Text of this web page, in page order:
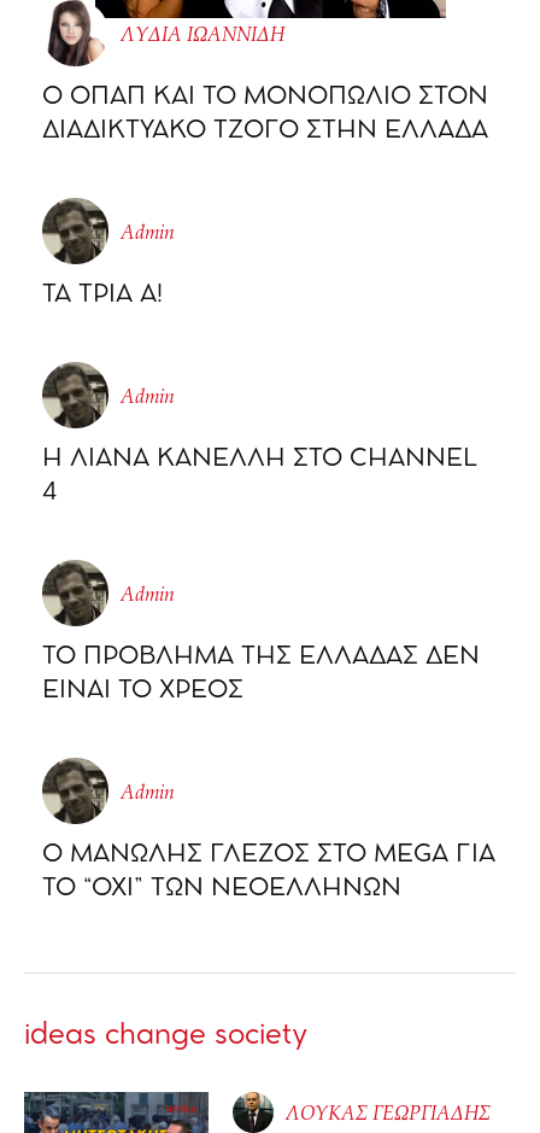
ΛΥΔΙΑ ΙΩΑΝΝΙΔΗ
O ΟΠΑΠ ΚΑΙ ΤΟ ΜΟΝΟΠΩΛΙΟ ΣΤΟΝ
ΔΙΑΔΙΚΤΥΑΚΟ ΤΖΟΓΟ ΣΤΗΝ ΕΛΛΑΔΑ
Admin
ΤΑ ΤΡΙΑ Α!
Admin
Η ΛΙΑΝΑ ΚΑΝΕΛΛΗ ΣΤΟ CHΑΝΝΕL
4
Admin
ΤΟ ΠΡΟΒΛΗΜΑ ΤΗΣ ΕΛΛΑΔΑΣ ΔΕΝ
ΕΙΝΑΙ ΤΟ ΧΡΕΟΣ
Admin
Ο ΜΑΝΩΛΗΣ ΓΛΕΖΟΣ ΣΤΟ MEGA ΓΙΑ
ΤΟ “ΟΧΙ” ΤΩΝ ΝΕΟΕΛΛΗΝΩΝ
ideas change society
ΛΟΥΚΑΣ ΓΕΩΡΓΙΑΔΗΣ